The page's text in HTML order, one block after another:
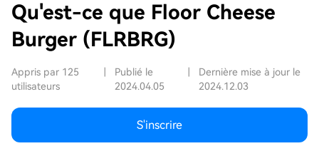
Qu'est-ce que Floor Cheese
Burger (FLRBRG)
Appris par 125
utilisateurs
Publié le
2024.04.05
Dernière mise à jour le
2024.12.03
S'inscrire